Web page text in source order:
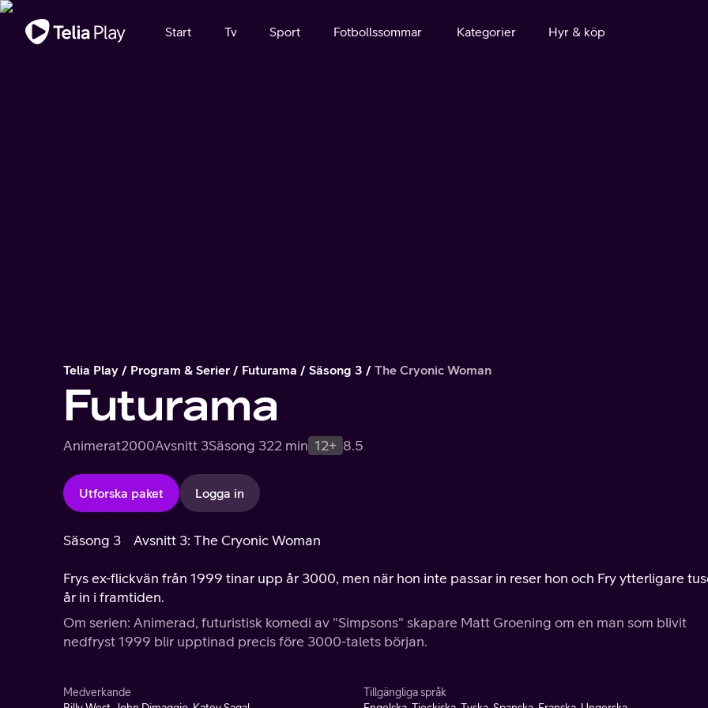
Viktigt meddelande
Start Tv Sport Fotbollssommar Kategorier Hyr & köp
Telia Play Program & Serier Futurama Säsong 3 The Cryonic Woman
Futurama
Animerat2000Avsnitt 3Säsong 322 min 12+ 8.5
Utforska paket Logga in
Säsong 3 Avsnitt 3: The Cryonic Woman
Frys ex-flickvän från 1999 tinar upp år 3000, men när hon inte passar in reser hon och Fry ytterligare
år in i framtiden.
Om serien: Animerad, futuristisk komedi av "Simpsons" skapare Matt Groening om en man som blivit
nedfryst 1999 blir upptinad precis före 3000-talets början.
Medverkande
Tillgängliga språk